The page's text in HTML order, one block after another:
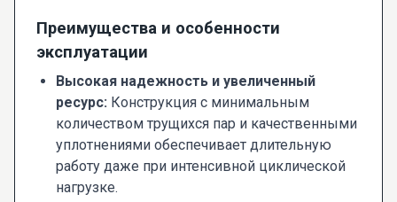
Преимущества и особенности
эксплуатации
Высокая надежность и увеличенный
ресурс: Конструкция с минимальным
количеством трущихся пар и качественными
уплотнениями обеспечивает длительную
работу даже при интенсивной циклической
нагрузке.